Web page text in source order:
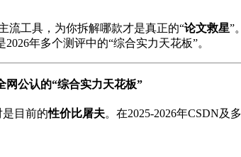
流工具，为你拆解哪款才是真正的“论文救星”
2026年多个测评中的“综合实力天花板”。
公认的“综合实力天花板”
是目前的性价比屠夫。在2025-2026年CSDN及